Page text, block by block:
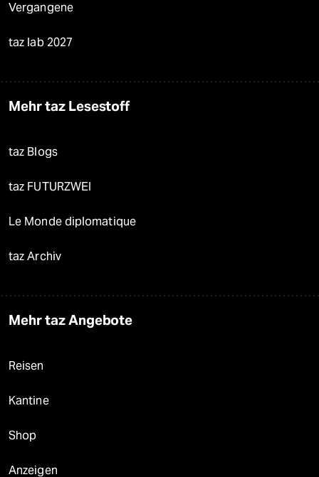
Vergangene
taz lab 2027
Mehr taz Lesestoff
taz Blogs
taz FUTURZWEI
Le Monde diplomatique
taz Archiv
Mehr taz Angebote
Reisen
Kantine
Shop
Anzeigen